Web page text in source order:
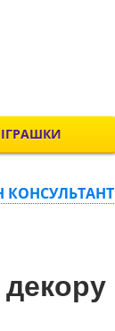
ІГРАШКИ
КОНСУЛЬТАНТ